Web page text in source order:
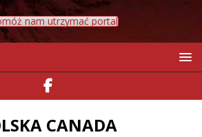
nam utrzymać portal
CANADA